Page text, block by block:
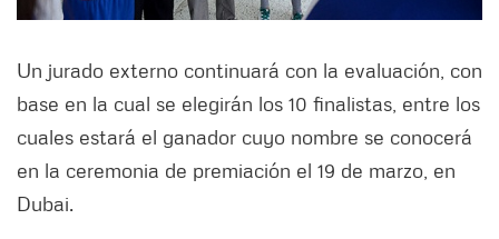
Un jurado externo continuará con la evaluación, con
base en la cual se elegirán los 10 finalistas, entre los
cuales estará el ganador cuyo nombre se conocerá
en la ceremonia de premiación el 19 de marzo, en
Dubai.